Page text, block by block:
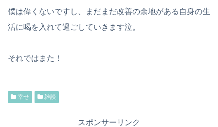
僕は偉くないですし、まだまだ改善の余地がある自身の生
活に喝を入れて過ごしていきます泣。
それではまた！
幸せ 雑談
スポンサーリンク